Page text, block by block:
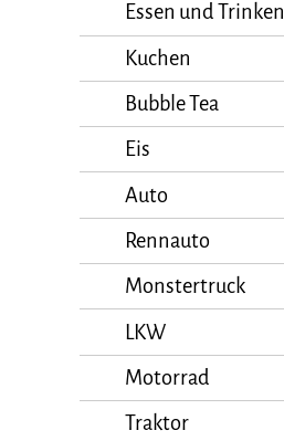
Essen und Trinken
Kuchen
Bubble Tea
Eis
Auto
Rennauto
Monstertruck
LKW
Motorrad
Traktor